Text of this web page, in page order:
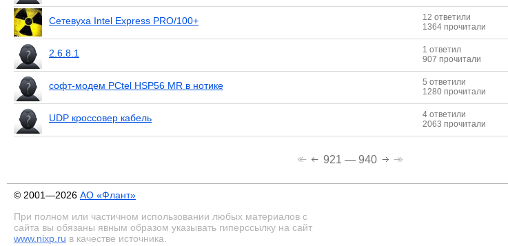
Сетевуха Intel Express PRO/100+
12 ответили
1364 прочитали
2.6.8.1
1 ответил
907 прочитали
софт-модем PCtel HSP56 MR в нотике
5 ответили
1280 прочитали
UDP кроссовер кабель
4 ответили
2063 прочитали
921 — 940
© 2001—2026 АО «Флант»
При полном или частичном использовании любых материалов с
сайта вы обязаны явным образом указывать гиперссылку на сайт
www.nixp.ru в качестве источника.